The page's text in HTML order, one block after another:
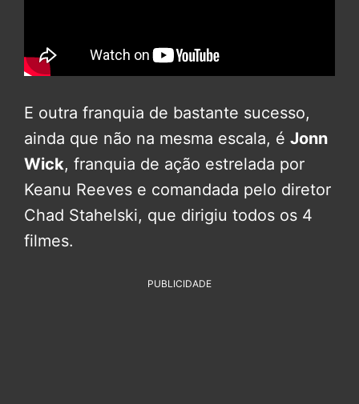
E outra franquia de bastante sucesso,
ainda que não na mesma escala, é Jonn
Wick, franquia de ação estrelada por
Keanu Reeves e comandada pelo diretor
Chad Stahelski, que dirigiu todos os 4
filmes.
PUBLICIDADE